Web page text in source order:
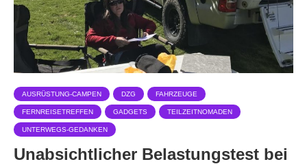
AUSRÜSTUNG-CAMPEN DZG FAHRZEUGE
FERNREISETREFFEN GADGETS TEILZEITNOMADEN
UNTERWEGS-GEDANKEN
Unabsichtlicher Belastungstest bei